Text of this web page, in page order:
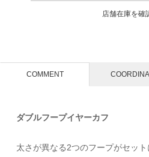
店舗在庫を確
COMMENT
ダブルフープイヤーカフ
太さが異なる2つのフープがセット